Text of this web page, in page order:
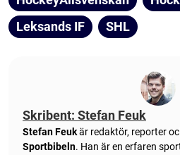
Leksands IF
SHL
Skribent: Stefan Feuk
Stefan Feukär redaktör, reporter
Sportbibeln. Han är en erfaren